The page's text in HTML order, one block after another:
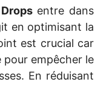
entre dans
en optimisant la
est crucial car
pour empêcher le
En réduisant